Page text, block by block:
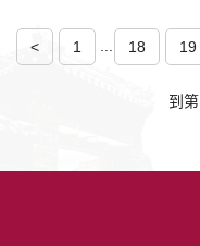
< 1 18 19
到第